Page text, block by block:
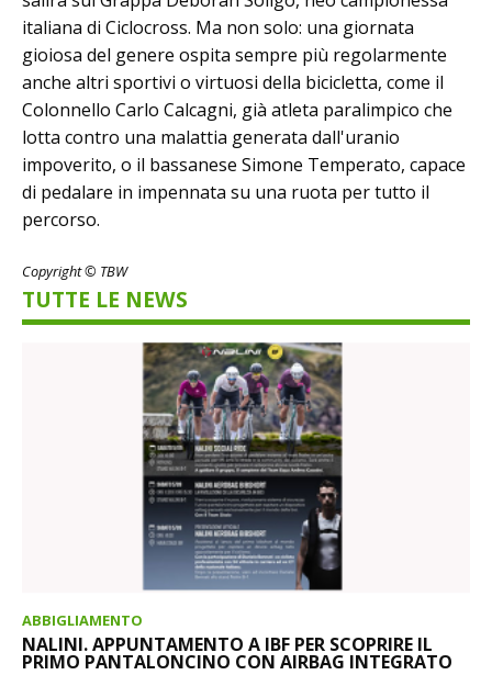
italiana di Ciclocross. Ma non solo: una giornata
gioiosa del genere ospita sempre più regolarmente
anche altri sportivi o virtuosi della bicicletta, come il
Colonnello Carlo Calcagni, già atleta paralimpico che
lotta contro una malattia generata dall'uranio
impoverito, o il bassanese Simone Temperato, capace
di pedalare in impennata su una ruota per tutto il
percorso.
Copyright © TBW
TUTTE LE NEWS
ABBIGLIAMENTO
NALINI. APPUNTAMENTO A IBF PER SCOPRIRE IL
PRIMO PANTALONCINO CON AIRBAG INTEGRATO